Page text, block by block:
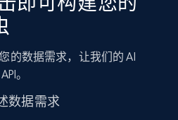
的数据需求，让我们的 AI
。
数据需求